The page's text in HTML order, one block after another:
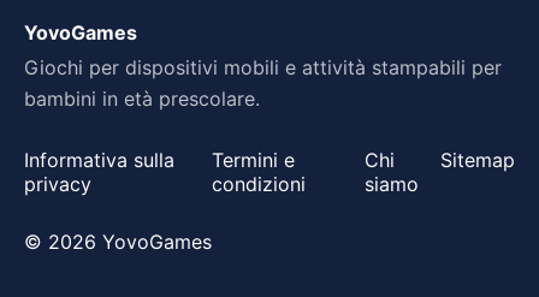
YovoGames
Giochi per dispositivi mobili e attività stampabili per
bambini in età prescolare.
Informativa sulla
privacy
Termini e
condizioni
Chi
siamo
Sitemap
© 2026 YovoGames